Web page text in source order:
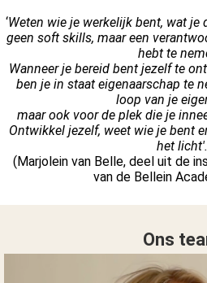
‘Weten wie je werkelijk bent, wat
geen soft skills, maar een
hebt te
Wanneer je bereid bent jezelf te
ben je in staat eigenaarschap te
loop van je
maar ook voor de plek die je
Ontwikkel jezelf, weet wie je bent
het licht'.
(Marjolein van Belle, deel uit de
van de Bellein
Ons
worden
om
over
op
gebruikt